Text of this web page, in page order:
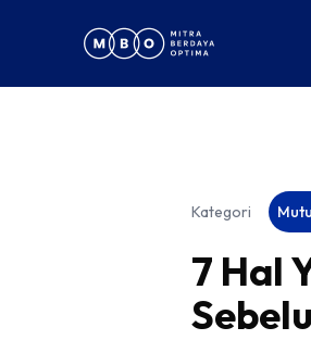
Kategori
7 Hal